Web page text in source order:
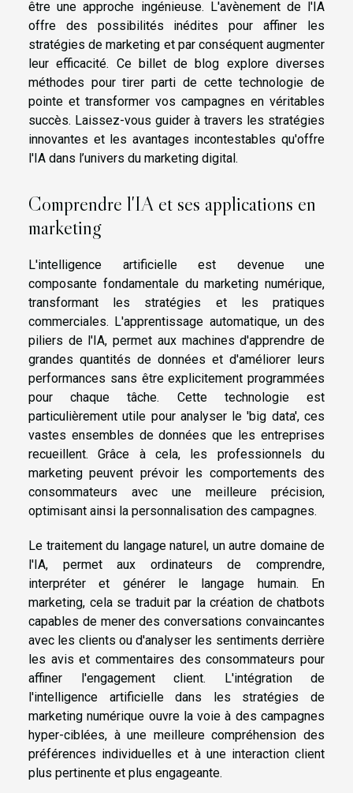
être une approche ingénieuse. L'avènement de l'IA
offre des possibilités inédites pour affiner les
stratégies de marketing et par conséquent augmenter
leur efficacité. Ce billet de blog explore diverses
méthodes pour tirer parti de cette technologie de
pointe et transformer vos campagnes en véritables
succès. Laissez-vous guider à travers les stratégies
innovantes et les avantages incontestables qu'offre
l'IA dans l’univers du marketing digital.
Comprendre l'IA et ses applications en
marketing
L'intelligence artificielle est devenue une
composante fondamentale du marketing numérique,
transformant les stratégies et les pratiques
commerciales. L'apprentissage automatique, un des
piliers de l'IA, permet aux machines d'apprendre de
grandes quantités de données et d'améliorer leurs
performances sans être explicitement programmées
pour chaque tâche. Cette technologie est
particulièrement utile pour analyser le 'big data', ces
vastes ensembles de données que les entreprises
recueillent. Grâce à cela, les professionnels du
marketing peuvent prévoir les comportements des
consommateurs avec une meilleure précision,
optimisant ainsi la personnalisation des campagnes.
Le traitement du langage naturel, un autre domaine de
l'IA, permet aux ordinateurs de comprendre,
interpréter et générer le langage humain. En
marketing, cela se traduit par la création de chatbots
capables de mener des conversations convaincantes
avec les clients ou d'analyser les sentiments derrière
les avis et commentaires des consommateurs pour
affiner l'engagement client. L'intégration de
l'intelligence artificielle dans les stratégies de
marketing numérique ouvre la voie à des campagnes
hyper-ciblées, à une meilleure compréhension des
préférences individuelles et à une interaction client
plus pertinente et plus engageante.